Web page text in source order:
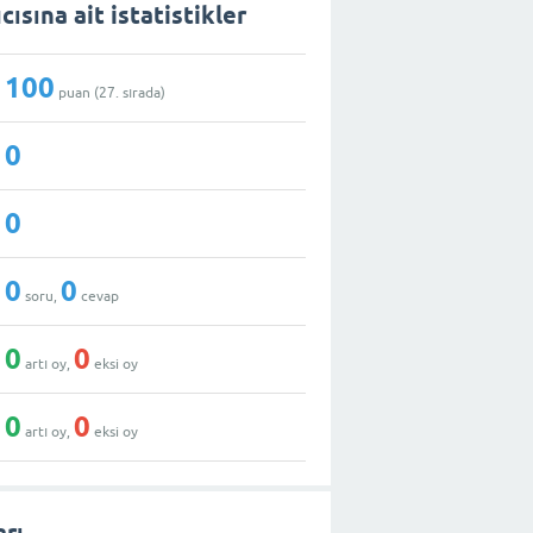
ait istatistikler
100 puan (27 . sırada)
0
0
0 soru,0 cevap
0 artı oy,0 eksi oy
0 artı oy,0 eksi oy